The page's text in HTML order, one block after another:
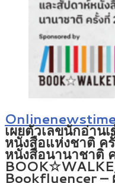
เผยตัวเลขนักอ่าน
หนังสือแห่งชาติ ค
หนังสือนานาชาติ
Bookfluencer –